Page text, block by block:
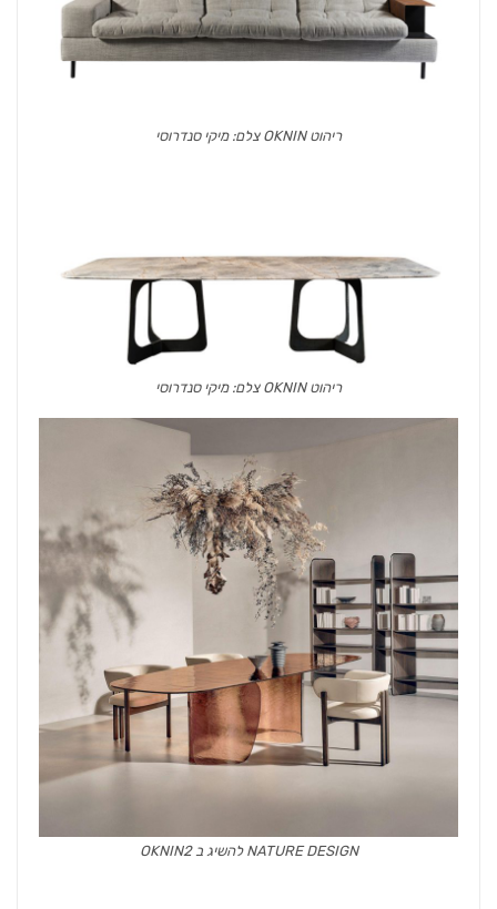
ריהוט OKNIN צלם: מיקי סנדרוסי
ריהוט OKNIN צלם: מיקי סנדרוסי
NATURE DESIGN להשיג ב OKNIN2